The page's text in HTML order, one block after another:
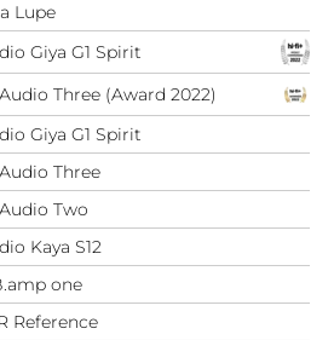
Lupe
Giya G1 Spirit
Three (Award 2022)
Giya G1 Spirit
Three
Two
Kaya S12
one
Reference